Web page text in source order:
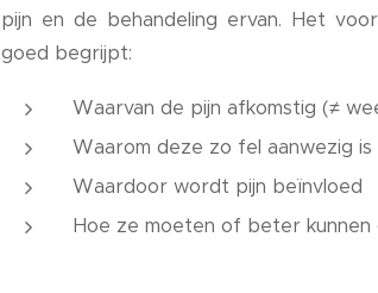
pijn en de behandeling ervan. Het
goed begrijpt:
Waarvan de pijn afkomstig (≠
Waarom deze zo fel aanwezig
Waardoor wordt pijn beïnvloed
Hoe ze moeten of beter kunnen